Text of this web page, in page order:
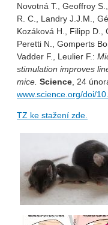
Novotná T., Geoffroy
R. C., Landry J.J.M.,
Kozáková H., Filipp D.,
Peretti N., Gomperts
Vadder F., Leulier F.:
stimulation improves
mice. Science, 24
www.science.org/doi/
TZ ke stažení zde.